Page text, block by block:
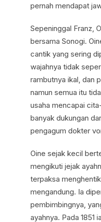
pernah mendapat
Sepeninggal Franz,
bersama Sonogi.
cantik yang sering
wajahnya tidak
rambutnya ikal, dan
namun semua itu
usaha mencapai
banyak dukungan
pengagum dokter
Oine sejak kecil
mengikuti jejak
terpaksa
mengandung. Ia
pembimbingnya,
ayahnya. Pada 1851